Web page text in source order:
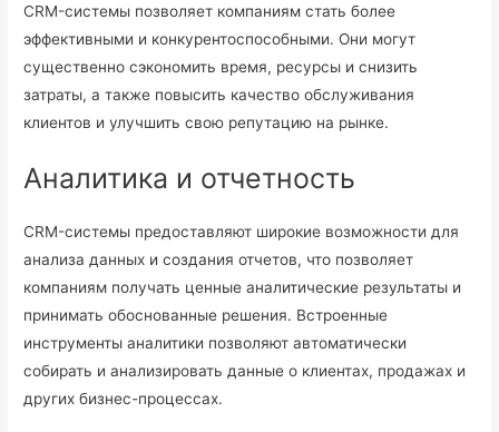
CRM-системы позволяет компаниям стать более
эффективными и конкурентоспособными. Они могут
существенно сэкономить время, ресурсы и снизить
затраты, а также повысить качество обслуживания
клиентов и улучшить свою репутацию на рынке.
Аналитика и отчетность
CRM-системы предоставляют широкие возможности для
анализа данных и создания отчетов, что позволяет
компаниям получать ценные аналитические результаты и
принимать обоснованные решения. Встроенные
инструменты аналитики позволяют автоматически
собирать и анализировать данные о клиентах, продажах и
других бизнес-процессах.